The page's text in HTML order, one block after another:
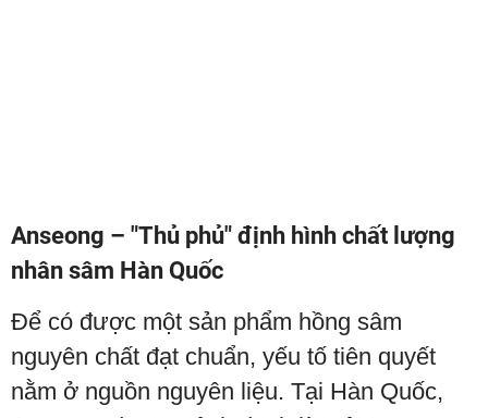
Anseong – "Thủ phủ" định hình chất lượng
nhân sâm Hàn Quốc
Để có được một sản phẩm hồng sâm
nguyên chất đạt chuẩn, yếu tố tiên quyết
nằm ở nguồn nguyên liệu. Tại Hàn Quốc,